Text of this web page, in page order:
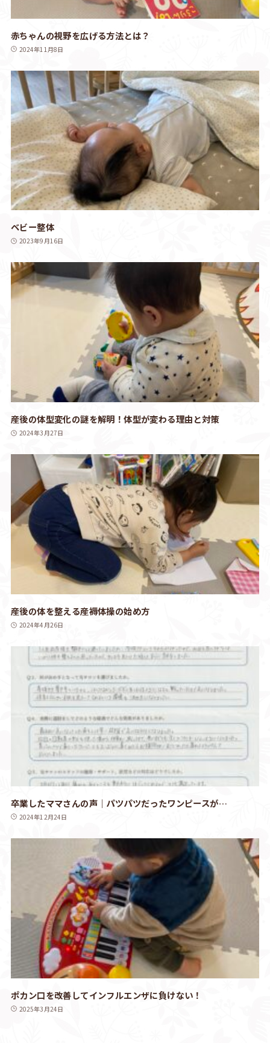
赤ちゃんの視野を広げる方法とは？
2024年11月8日
ベビー整体
2023年9月16日
産後の体型変化の謎を解明！体型が変わる理由と対策
2024年3月27日
産後の体を整える産褥体操の始め方
2024年4月26日
卒業したママさんの声｜パツパツだったワンピースが…
2024年12月24日
ポカン口を改善してインフルエンザに負けない！
2025年3月24日